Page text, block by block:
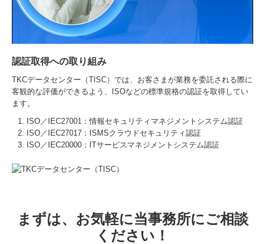
認証取得への取り組み
TKCデータセンター（TISC）では、お客さまが業務を委託される際に
客観的な評価ができるよう、ISOなどの標準規格の認証を取得してい
ます。
ISO／IEC27001：情報セキュリティマネジメントシステム認証
ISO／IEC27017：ISMSクラウドセキュリティ認証
ISO／IEC20000：ITサービスマネジメントシステム認証
まずは、お気軽に当事務所にご相談
ください！